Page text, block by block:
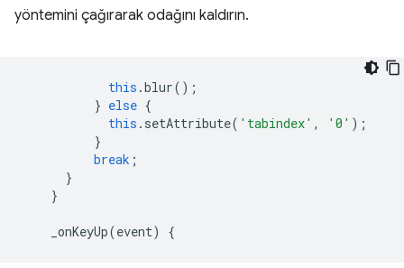
yöntemini çağırarak odağını kaldırın.
this .blur();
} else {
this . setAttribute( 'tabindex' , '0' );
}
break ;
}
}
_onKeyUp(event) {